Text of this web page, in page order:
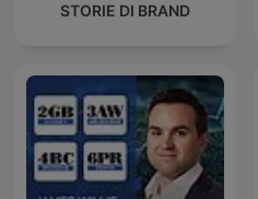
STORIE DI BRAND